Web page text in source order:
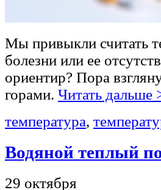
Мы привыкли считать
болезни или ее
ориентир? Пора
горами. Читать дальше
температура,
Водяной теплый
29 октября